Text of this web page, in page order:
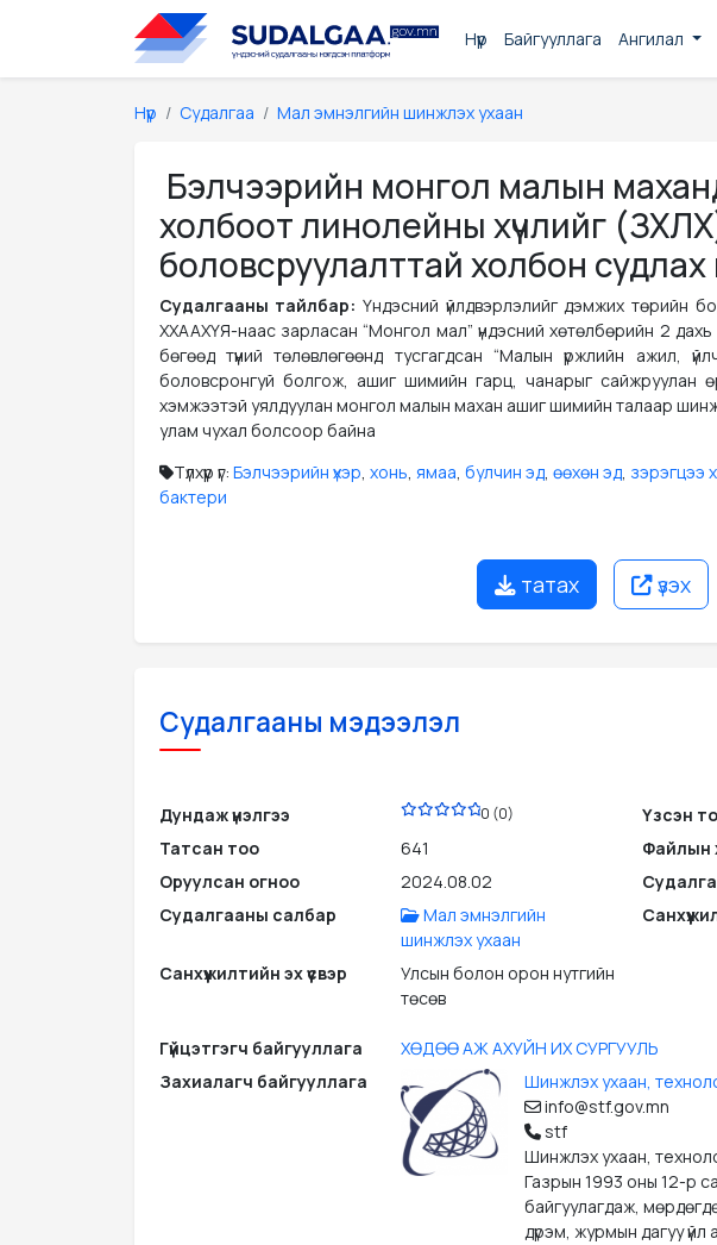
Нүүр Байгууллага Ангилал
Нүүр Судалгаа Мал эмнэлгийн шинжлэх ухаан
Бэлчээрийн монгол малын
холбоот линолейны хүчлийг
боловсруулалттай холбон судлах
Судалгааны тайлбар: Үндэсний үйлдвэрлэлийг дэмжих төрийн
ХХААХҮЯ-наас зарласан “Монгол мал” үндэсний хөтөлбөрийн 2
бөгөөд түүний төлөвлөгөөнд тусгагдсан “Малын үржлийн ажил,
боловсронгуй болгож, ашиг шимийн гарц, чанарыг сайжруулан
хэмжээтэй уялдуулан монгол малын махан ашиг шимийн талаар
улам чухал болсоор байна
Түлхүүр үг: Бэлчээрийн үхэр, хонь, ямаа, булчин эд, өөхөн эд, зэрэгцээ
бактери
татах үзэх
Судалгааны мэдээлэл
Дундаж үнэлгээ 0 (0) Үзсэн
Татсан тоо
641 Файлын
Оруулсан огноо
2024.08.02
Судалгааны салбар
Мал эмнэлгийн
шинжлэх ухаан
Санхүүжилтийн эх үүсвэр
Улсын болон орон нутгийн
төсөв
Гүйцэтгэгч байгууллага
ХӨДӨӨ АЖ АХУЙН ИХ СУРГУУЛЬ
Захиалагч байгууллага
Шинжлэх ухаан,
info@stf.gov.mn
stf
Шинжлэх ухаан,
Газрын 1993 оны 12-р
байгуулагдаж,
дүрэм, журмын дагуу